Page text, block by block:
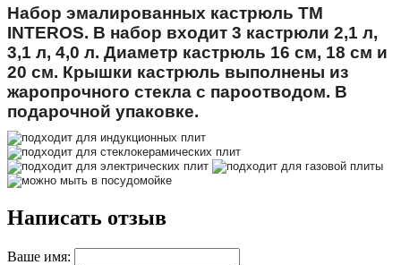
Набор эмалированных кастрюль ТМ
INTEROS. В набор входит 3 кастрюли 2,1 л,
3,1 л, 4,0 л. Диаметр кастрюль 16 см, 18 см и
20 см. Крышки кастрюль выполнены из
жаропрочного стекла с пароотводом. В
подарочной упаковке.
Написать отзыв
Ваше имя: